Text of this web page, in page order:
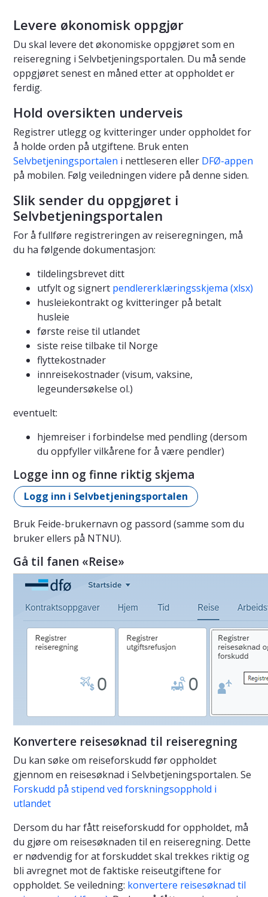
Levere økonomisk oppgjør
Du skal levere det økonomiske oppgjøret som en
reiseregning i Selvbetjeningsportalen. Du må sende
oppgjøret senest en måned etter at oppholdet er
ferdig.
Hold oversikten underveis
Registrer utlegg og kvitteringer under oppholdet for
å holde orden på utgiftene. Bruk enten
Selvbetjeningsportalen i nettleseren eller DFØ-appen
på mobilen. Følg veiledningen videre på denne siden.
Slik sender du oppgjøret i
Selvbetjeningsportalen
For å fullføre registreringen av reiseregningen, må
du ha følgende dokumentasjon:
tildelingsbrevet ditt
utfylt og signert pendlererklæringsskjema (xlsx)
husleiekontrakt og kvitteringer på betalt
husleie
første reise til utlandet
siste reise tilbake til Norge
flyttekostnader
innreisekostnader (visum, vaksine,
legeundersøkelse ol.)
eventuelt:
hjemreiser i forbindelse med pendling (dersom
du oppfyller vilkårene for å være pendler)
Logge inn og finne riktig skjema
Logg inn i Selvbetjeningsportalen
Bruk Feide-brukernavn og passord (samme som du
bruker ellers på NTNU).
Gå til fanen «Reise»
Konvertere reisesøknad til reiseregning
Du kan søke om reiseforskudd før oppholdet
gjennom en reisesøknad i Selvbetjeningsportalen. Se
Forskudd på stipend ved forskningsopphold i
utlandet
Dersom du har fått reiseforskudd for oppholdet, må
du gjøre om reisesøknaden til en reiseregning. Dette
er nødvendig for at forskuddet skal trekkes riktig og
bli avregnet mot de faktiske reiseutgiftene for
oppholdet. Se veiledning: konvertere reisesøknad til